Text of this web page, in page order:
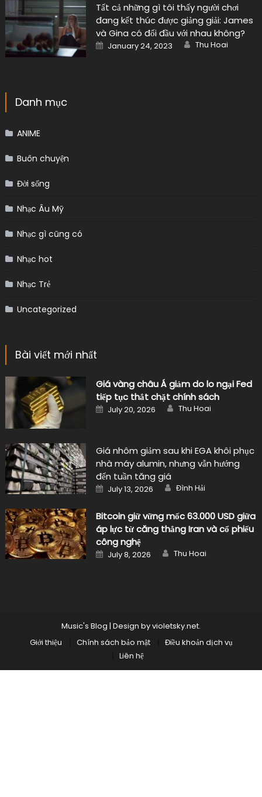
Tất cả những gì tôi thấy người chơi
đang kết thúc được giảng giải: James
và Gina có đối đầu với nhau không?
Posted
on
January 24, 2023 Author
Thu Hoai
Danh mục
ANIME
Buôn chuyện
Đời sống
Nhạc Âu Mỹ
Nhạc gì cũng có
Nhạc hot
Nhạc Trẻ
Uncategorized
Bài viết mới nhất
Giá vàng châu Á giảm do lo ngại Fed
tiếp tục thắt chặt chính sách
Posted
on
July 20, 2026 Author
Thu Hoai
Giá nhôm giảm sau khi EGA khôi phục
nhà máy alumin, nhưng vẫn hướng
đến tuần tăng giá
Posted
on
July 13, 2026 Author
Đình Hải
Bitcoin giữ vững mốc 63.000 USD giữa
áp lực từ căng thẳng Iran và cổ phiếu
công nghệ
Posted
on
July 8, 2026 Author
Thu Hoai
Music's Blog | Design byvioletsky.net.
Giới thiệu
Chính sách bảo mật
Điều khoản dịch vụ
Liên hệ